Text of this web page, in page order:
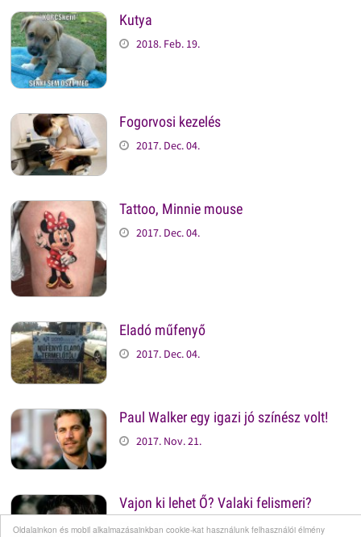
Oldalainkon és mobil alkalmazásainkban cookie-kat használunk felhasználói élmény
Kutya
2018. Feb. 19.
Fogorvosi kezelés
2017. Dec. 04.
Tattoo, Minnie mouse
2017. Dec. 04.
Eladó műfenyő
2017. Dec. 04.
Paul Walker egy igazi jó színész volt!
2017. Nov. 21.
Vajon ki lehet Ő? Valaki felismeri?
2017. Nov. 21.